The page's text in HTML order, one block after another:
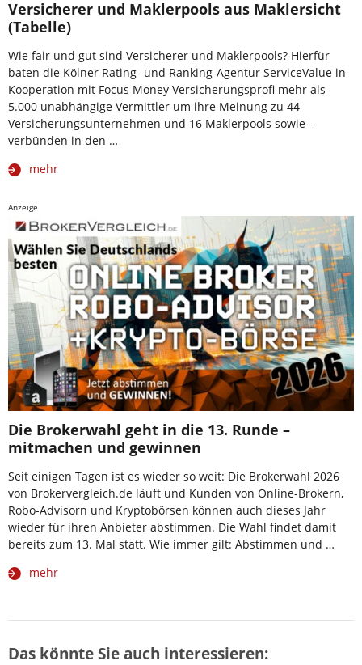
Versicherer und Maklerpools aus Maklersicht
(Tabelle)
Wie fair und gut sind Versicherer und Maklerpools? Hierfür
baten die Kölner Rating- und Ranking-Agentur ServiceValue in
Kooperation mit Focus Money Versicherungsprofi mehr als
5.000 unabhängige Vermittler um ihre Meinung zu 44
Versicherungsunternehmen und 16 Maklerpools sowie -
verbünden in den …
mehr
Anzeige
Die Brokerwahl geht in die 13. Runde –
mitmachen und gewinnen
Seit einigen Tagen ist es wieder so weit: Die Brokerwahl 2026
von Brokervergleich.de läuft und Kunden von Online-Brokern,
Robo-Advisorn und Kryptobörsen können auch dieses Jahr
wieder für ihren Anbieter abstimmen. Die Wahl findet damit
bereits zum 13. Mal statt. Wie immer gilt: Abstimmen und …
mehr
Das könnte Sie auch interessieren: